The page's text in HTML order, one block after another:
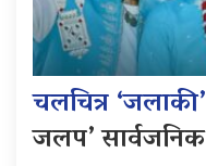
चलचित्र ‘जलाकी’
जलप’ सार्वजनिक